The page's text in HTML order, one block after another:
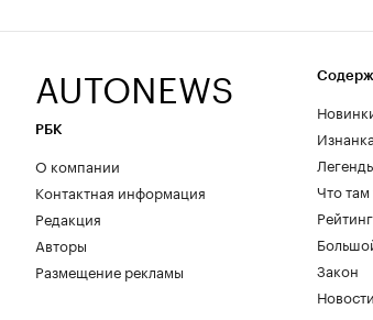
AUTONEWS
РБК
О компании
Контактная информация
Редакция
Авторы
Размещение рекламы
Изнанка
Что там
Закон
Новости